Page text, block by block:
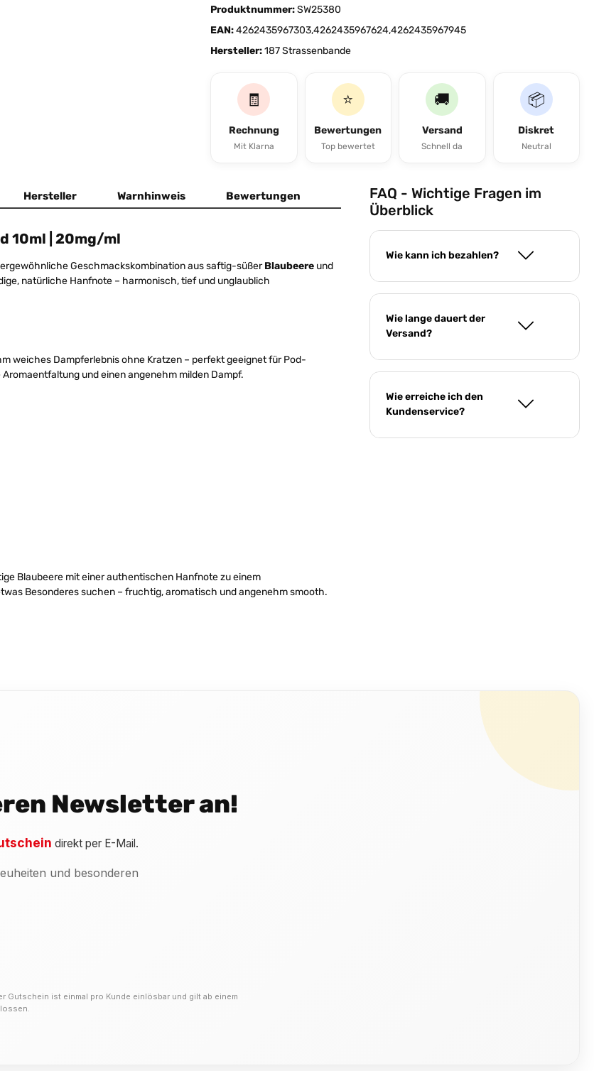
Produktnummer:SW25380
EAN:4262435967303,4262435967624,4262435967945
Hersteller:187 Strassenbande
🧾
Rechnung
Mit Klarna
⭐
Bewertungen
Top bewertet
🚚
Versand
Schnell da
📦
Diskret
Neutral
Hersteller Warnhinweis Bewertungen
10ml | 20mg/ml
Geschmackskombination aus saftig-süßerBlaubeere und
natürliche Hanfnote – harmonisch, tief und unglaublich
weiches Dampferlebnis ohne Kratzen – perfekt geeignet für Pod-
und einen angenehm milden Dampf.
Blaubeere mit einer authentischen Hanfnote zu einem
Besonderes suchen – fruchtig, aromatisch und angenehm smooth.
FAQ - Wichtige Fragen im
Überblick
Wie kann ich bezahlen?
Wie lange dauert der
Versand?
Wie erreiche ich den
Kundenservice?
Newsletter an!
direkt per E-Mail.
und besonderen
ist einmal pro Kunde einlösbar und gilt ab einem